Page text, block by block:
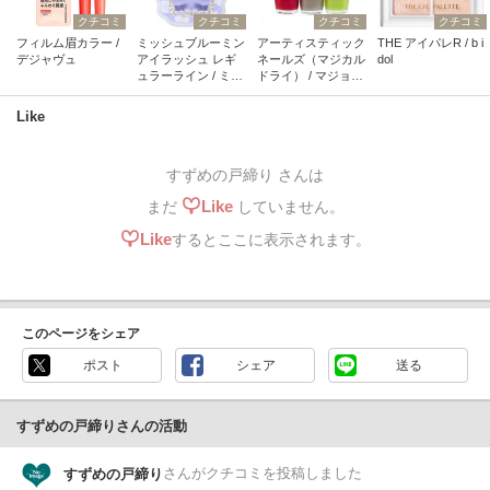
クチコミ
フィルム眉カラー /
デジャヴュ
クチコミ
ミッシュブルーミン
アイラッシュ レギ
ュラーライン / ミッ
クチコミ
アーティスティック
ネールズ（マジカル
ドライ） / マジョリ
クチコミ
THE アイパレR / b i
dol
Like
すずめの戸締り さんは
まだ
Likeしていません。
Likeするとここに表示されます。
このページをシェア
ポスト シェア 送る
すずめの戸締りさんの活動
すずめの戸締り さんがクチコミを投稿しました